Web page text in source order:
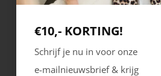
Rieker
€10,- KORTING!
Schrijf je nu in voor onze
e-mailnieuwsbrief & krijg